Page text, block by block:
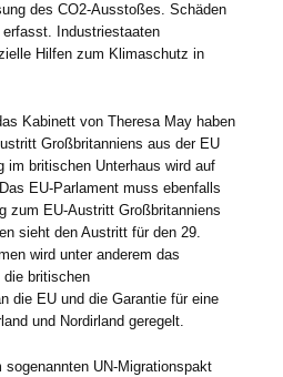
des CO2-Ausstoßes. Schäden
Industriestaaten
Hilfen zum Klimaschutz in
Kabinett von Theresa May haben
Großbritanniens aus der EU
im britischen Unterhaus wird auf
EU-Parlament muss ebenfalls
zum EU-Austritt Großbritanniens
sieht den Austritt für den 29.
wird unter anderem das
die britischen
die EU und die Garantie für eine
und Nordirland geregelt.
UN-Migrationspakt